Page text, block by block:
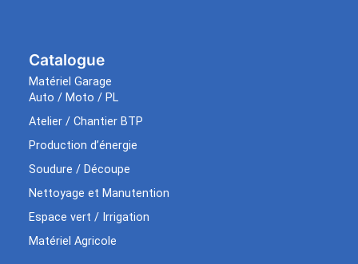
Catalogue
Matériel Garage
Auto / Moto / PL
Atelier / Chantier BTP
Production d’énergie
Soudure / Découpe
Nettoyage et Manutention
Espace vert / Irrigation
Matériel Agricole